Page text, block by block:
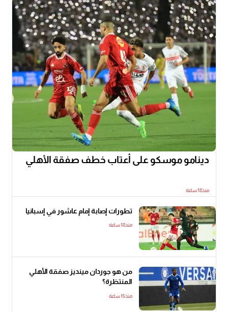
دينامو موسكو على أعتاب خطف صفقة الأهلي
منذ18 ساعة
تطورات إصابة إمام عاشور في إسبانيا
منذ18 ساعة
من هو جوردان مينديز صفقة الأهلي
المنتظرة؟
منذ15 ساعة